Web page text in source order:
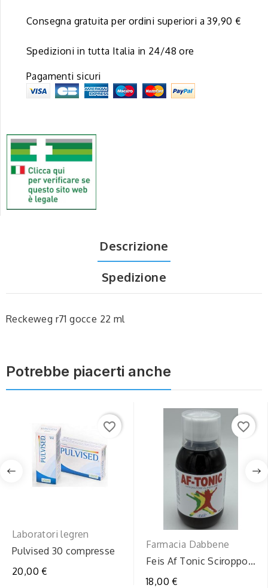
Consegna gratuita per ordini superiori a 39,90 €
Spedizioni in tutta Italia in 24/48 ore
Pagamenti sicuri
Descrizione
Spedizione
Reckeweg r71 gocce 22 ml
Potrebbe piacerti anche
favorite_border
Laboratori legren
Pulvised 30 compresse
20,00 €
favorite_border
Farmacia Dabbene
Feis Af Tonic Sciroppo
18,00 €